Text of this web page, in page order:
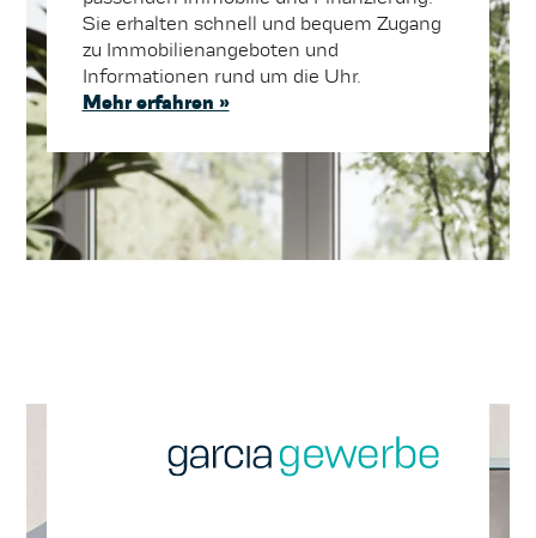
Sie erhalten schnell und bequem Zugang
zu Immobilienangeboten und
Informationen rund um die Uhr.
Mehr erfahren »